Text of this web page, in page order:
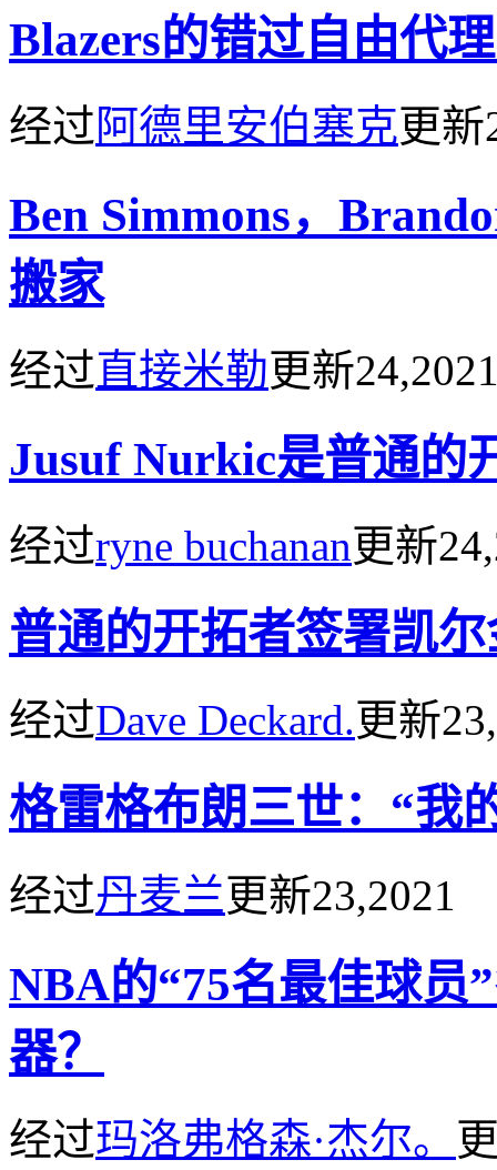
Blazers的错过自由代
经过阿德里安伯塞克更新
Ben Simmons，
搬家
经过直接米勒更新
Jusuf Nurkic是普通的
经过ryne buchanan更新
普通的开拓者签署凯
经过Dave Deckard.更新
格雷格布朗三世：“我
经过丹麦兰更新23,2021
NBA的“75名最佳球员
器？
经过玛洛弗格森·杰尔。